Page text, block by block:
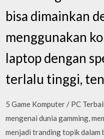
bisa dimainkan
menggunakan
laptop dengan
terlalu tinggi,
5 Game Komputer / PC
mengenai dunia gamming,
menjadi tranding topik dalam